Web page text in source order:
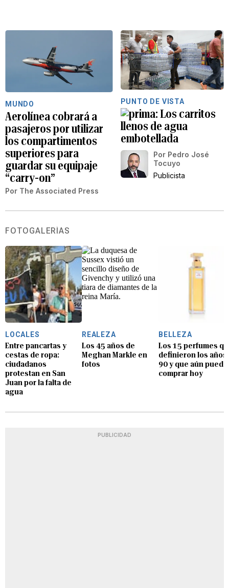
MUNDO
Aerolínea cobrará a
pasajeros por utilizar
los compartimentos
superiores para
guardar su equipaje
“carry-on”
Por The Associated Press
PUNTO DE VISTA
Los carritos
llenos de agua
embotellada
Por Pedro José
Tocuyo
Publicista
FOTOGALERÍAS
LOCALES
Entre pancartas y
cestas de ropa:
ciudadanos
protestan en San
Juan por la falta de
agua
REALEZA
Los 45 años de
Meghan Markle en
fotos
BELLEZA
Los 15 perfumes
definieron los años
90 y que aún
comprar hoy
PUBLICIDAD